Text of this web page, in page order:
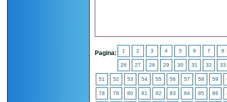
Pagina: 1 2 3 4 5 6 7 8
26 27 28 29 30 31 32 33
51 52 53 54 55 56 57 58 59
78 79 80 81 82 83 84 85 86